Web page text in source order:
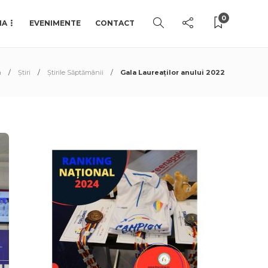
EVENIMENTE CONTACT
0
Știri Știrile Săptămânii Gala Laureaților anului 2022